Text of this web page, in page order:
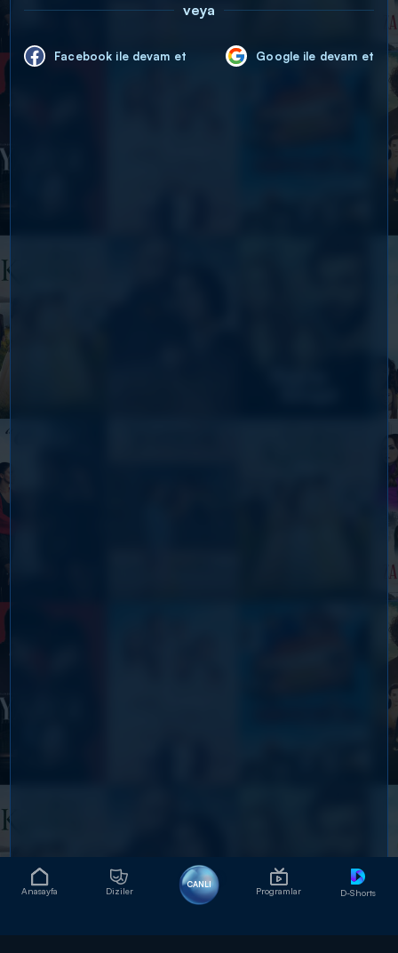
Anasayfa Diziler
CANLI
Programlar D-Shorts
veya
Facebook ile devam et Google ile devam et